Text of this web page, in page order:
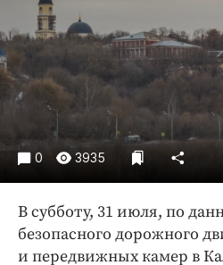
Погода
Праздники
Происшествия
Спорт
Экономика и бизнес
ПРОЕКТЫ
Издания
Медиаперсона
0 3935
В субботу, 31 июля, по
безопасного дорожного
и передвижных камер в